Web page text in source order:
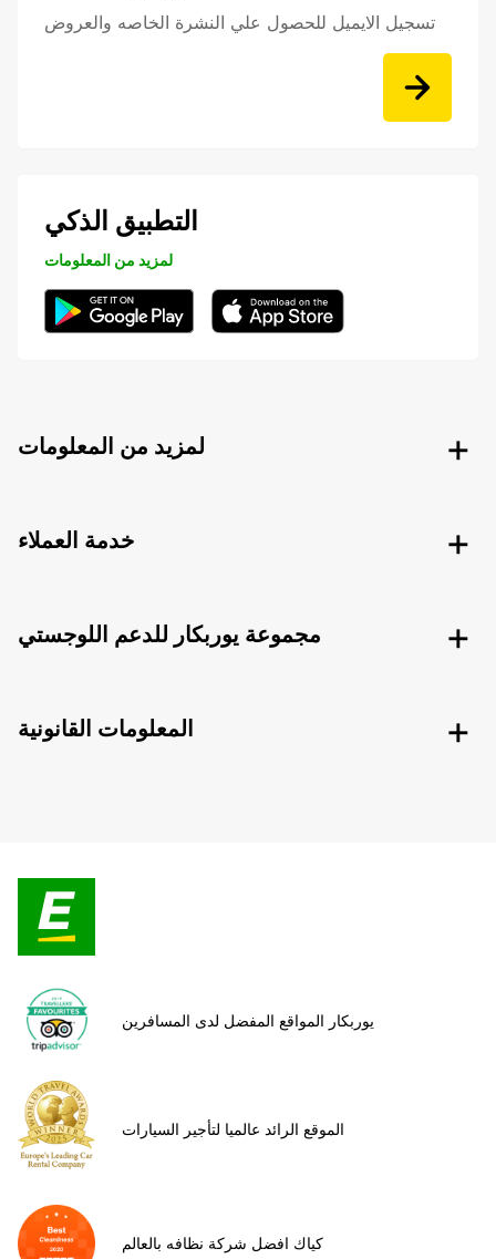
تسجيل الايميل للحصول علي النشرة الخاصه والعروض
التطبيق الذكي
لمزيد من المعلومات
لمزيد من المعلومات
خدمة العملاء
مجموعة يوربكار للدعم اللوجستي
المعلومات القانونية
يوربكار المواقع المفضل لدى المسافرين
الموقع الرائد عالميا لتأجير السيارات
كياك افضل شركة نظافه بالعالم